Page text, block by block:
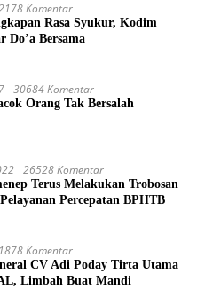
Komentar
Rasa Syukur, Kodim
Do’a Bersama
30684 Komentar
Orang Tak Bersalah
26528 Komentar
Terus Melakukan Trobosan
Percepatan BPHTB
Komentar
CV Adi Poday Tirta Utama
Limbah Buat Mandi